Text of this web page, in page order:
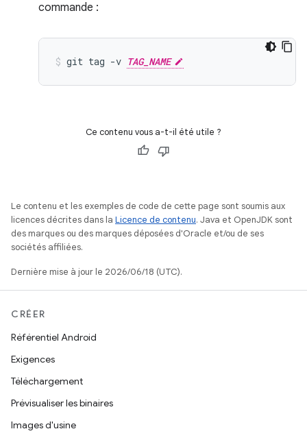
commande :
git tag -v TAG_NAME
Ce contenu vous a-t-il été utile ?
Le contenu et les exemples de code de cette page sont soumis aux
licences décrites dans la Licence de contenu. Java et OpenJDK sont
des marques ou des marques déposées d'Oracle et/ou de ses
sociétés affiliées.
Dernière mise à jour le 2026/06/18 (UTC).
CRÉER
Référentiel Android
Exigences
Téléchargement
Prévisualiser les binaires
Images d'usine